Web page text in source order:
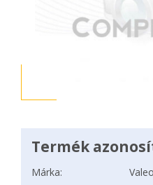
Termék
Márka:
Valeo